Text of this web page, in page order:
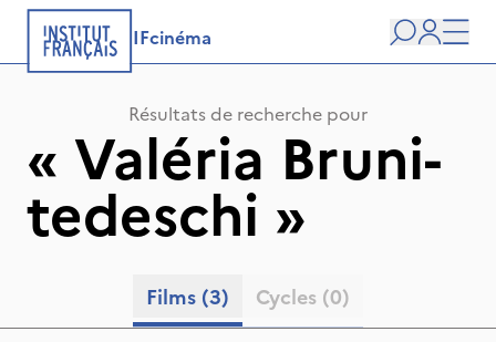
IFcinéma
user
Résultats de recherche pour
« Valéria Bruni-
tedeschi »
Films (3) Cycles (0)